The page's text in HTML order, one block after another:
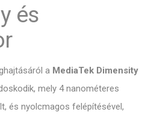
és
a MediaTek Dimensity
mely 4 nanométeres
és nyolcmagos felépítésével,